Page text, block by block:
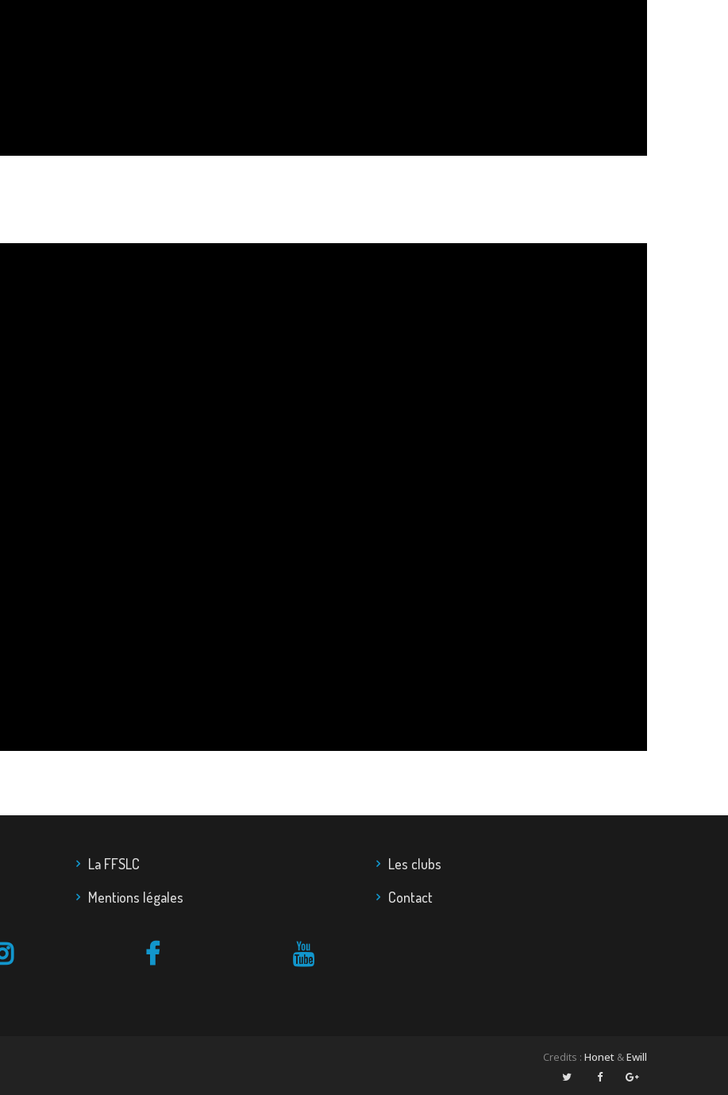
La FFSLC
Les clubs
Mentions légales Contact
Credits : Honet &Ewill